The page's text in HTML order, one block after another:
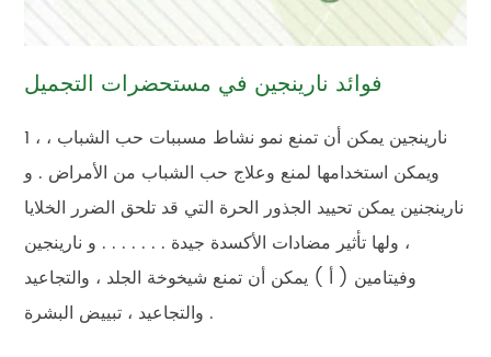
فوائد نارينجين في مستحضرات التجميل
1 ، نارينجين يمكن أن تمنع نمو نشاط مسببات حب الشباب ،
ويمكن استخدامها لمنع وعلاج حب الشباب من الأمراض . و
نارينجنين يمكن تحييد الجذور الحرة التي قد تلحق الضرر الخلايا
، ولها تأثير مضادات الأكسدة جيدة . . . . . . . و نارينجين
وفيتامين ( أ ) يمكن أن تمنع شيخوخة الجلد ، والتجاعيد
والتجاعيد ، تبييض البشرة .